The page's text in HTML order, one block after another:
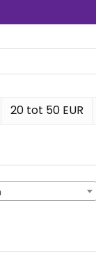
20 tot 50 EUR